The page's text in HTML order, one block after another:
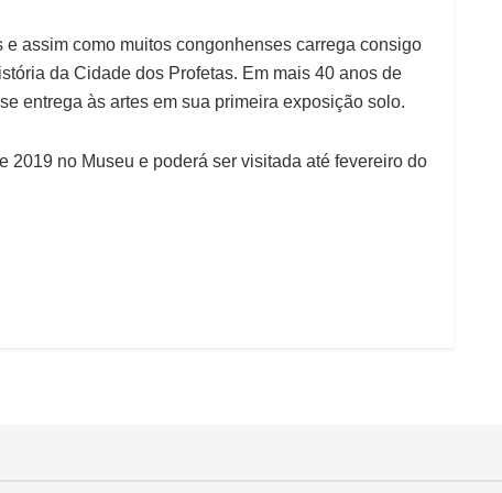
assim como muitos congonhenses carrega consigo
da Cidade dos Profetas. Em mais 40 anos de
entrega às artes em sua primeira exposição solo.
2019 no Museu e poderá ser visitada até fevereiro do